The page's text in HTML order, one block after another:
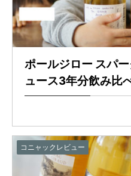
ポールジロー スパ
ュース3年分飲み比
コニャックレビュー